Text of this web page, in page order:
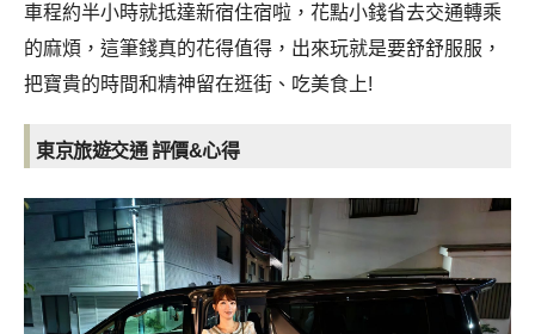
車程約半小時就抵達新宿住宿啦，花點小錢省去交通轉乘
的麻煩，這筆錢真的花得值得，出來玩就是要舒舒服服，
把寶貴的時間和精神留在逛街、吃美食上!
東京旅遊交通 評價&心得